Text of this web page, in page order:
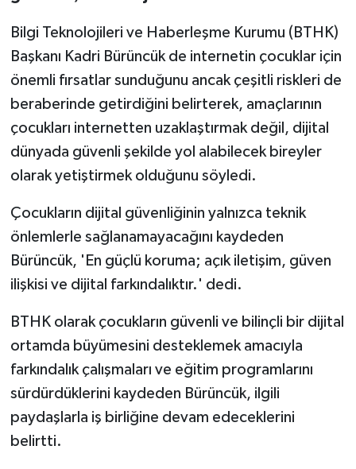
Bilgi Teknolojileri ve Haberleşme Kurumu (BTHK)
Başkanı Kadri Bürüncük de internetin çocuklar için
önemli fırsatlar sunduğunu ancak çeşitli riskleri de
beraberinde getirdiğini belirterek, amaçlarının
çocukları internetten uzaklaştırmak değil, dijital
dünyada güvenli şekilde yol alabilecek bireyler
olarak yetiştirmek olduğunu söyledi.
Çocukların dijital güvenliğinin yalnızca teknik
önlemlerle sağlanamayacağını kaydeden
Bürüncük, 'En güçlü koruma; açık iletişim, güven
ilişkisi ve dijital farkındalıktır.' dedi.
BTHK olarak çocukların güvenli ve bilinçli bir dijital
ortamda büyümesini desteklemek amacıyla
farkındalık çalışmaları ve eğitim programlarını
sürdürdüklerini kaydeden Bürüncük, ilgili
paydaşlarla iş birliğine devam edeceklerini
belirtti.